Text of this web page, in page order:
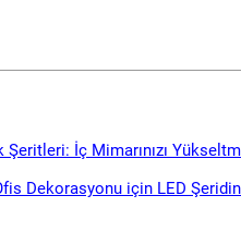
Şeritleri: İç Mimarınızı
Dekorasyonu için LED